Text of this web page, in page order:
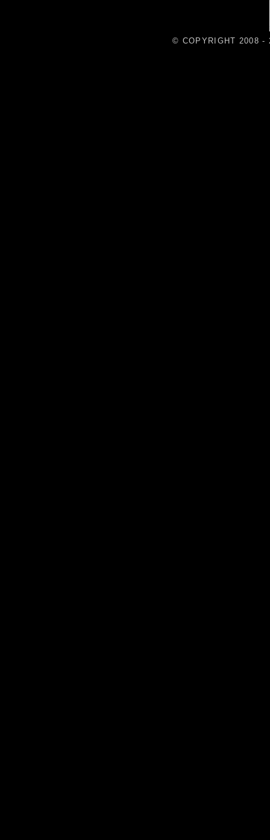
© COPYRIGHT 2008